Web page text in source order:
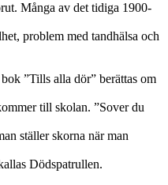
Många av det tidiga 1900-
problem med tandhälsa och
”Tills alla dör” berättas om
till skolan. ”Sover du
ställer skorna när man
Dödspatrullen.